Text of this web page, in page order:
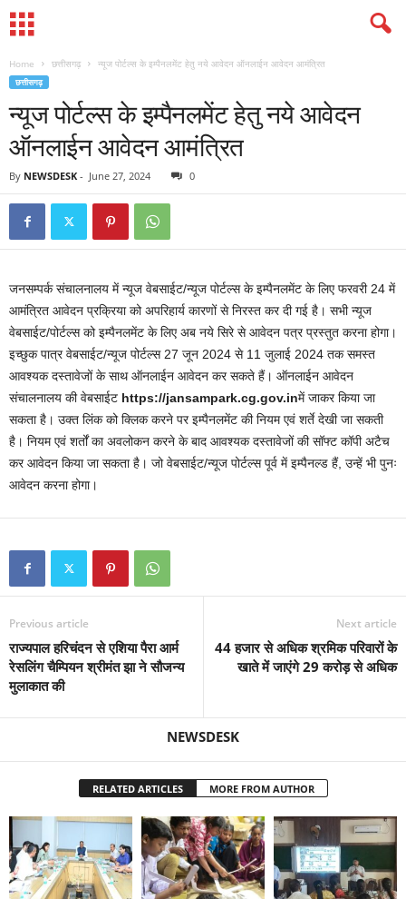
Home छत्तीसगढ़ न्यूज पोर्टल्स के इम्पैनलमेंट हेतु नये आवेदन ऑनलाईन आवेदन आमंत्रित
छत्तीसगढ़
न्यूज पोर्टल्स के इम्पैनलमेंट हेतु नये आवेदन
ऑनलाईन आवेदन आमंत्रित
By NEWSDESK - June 27, 2024 0
जनसम्पर्क संचालनालय में न्यूज वेबसाईट/न्यूज पोर्टल्स के इम्पैनलमेंट के लिए फरवरी 24 में
आमंत्रित आवेदन प्रक्रिया को अपरिहार्य कारणों से निरस्त कर दी गई है। सभी न्यूज
वेबसाईट/पोर्टल्स को इम्पैनलमेंट के लिए अब नये सिरे से आवेदन पत्र प्रस्तुत करना होगा।
इच्छुक पात्र वेबसाईट/न्यूज पोर्टल्स 27 जून 2024 से 11 जुलाई 2024 तक समस्त
आवश्यक दस्तावेजों के साथ ऑनलाईन आवेदन कर सकते हैं। ऑनलाईन आवेदन
संचालनालय की वेबसाईट https://jansampark.cg.gov.inमें जाकर किया जा
सकता है। उक्त लिंक को क्लिक करने पर इम्पैनलमेंट की नियम एवं शर्ते देखी जा सकती
है। नियम एवं शर्तों का अवलोकन करने के बाद आवश्यक दस्तावेजों की सॉफ्ट कॉपी अटैच
कर आवेदन किया जा सकता है। जो वेबसाईट/न्यूज पोर्टल्स पूर्व में इम्पैनल्ड हैं, उन्हें भी पुनः
आवेदन करना होगा।
Previous article
राज्यपाल हरिचंदन से एशिया पैरा आर्म
रेसलिंग चैम्पियन श्रीमंत झा ने सौजन्य
मुलाकात की
Next article
44 हजार से अधिक श्रमिक परिवारों के
खाते में जाएंगे 29 करोड़ से अधिक
NEWSDESK
RELATED ARTICLES MORE FROM AUTHOR